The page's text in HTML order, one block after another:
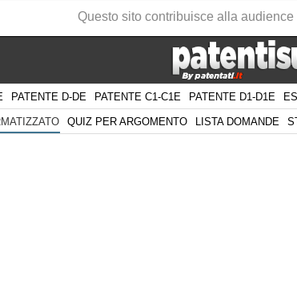
PATENTE D-DE PATENTE C1-C1E PATENTE D1-D1E
QUIZ PER ARGOMENTO LISTA DOMANDE
Questo sito contribuisce alla audience